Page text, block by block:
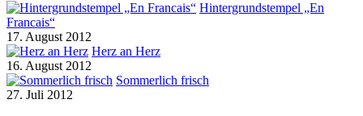
Hintergrundstempel „En
Francais“
17. August 2012
Herz an Herz
16. August 2012
Sommerlich frisch
27. Juli 2012